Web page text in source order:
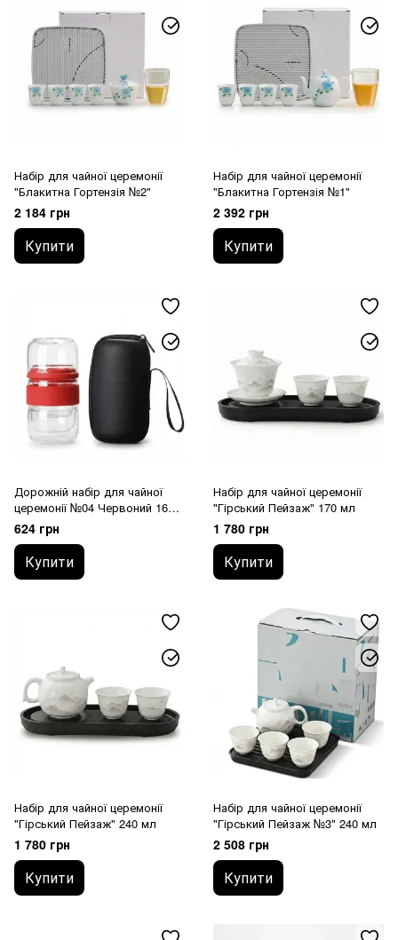
Набір для чайної церемонії
"Блакитна Гортензія №2"
2 184 грн
Купити
Набір для чайної церемонії
"Блакитна Гортензія №1"
2 392 грн
Купити
Дорожній набір для чайної
церемонії №04 Червоний 160
мл
624 грн
Купити
Набір для чайної церемонії
"Гірський Пейзаж" 170 мл
1 780 грн
Купити
Набір для чайної церемонії
"Гірський Пейзаж" 240 мл
1 780 грн
Купити
Набір для чайної церемонії
"Гірський Пейзаж №3" 240 мл
2 508 грн
Купити